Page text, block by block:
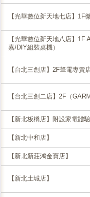
【光華數位新天地七店】1F
【光華數位新天地八店】1F
嘉/DIY組裝桌機）
【台北三創店】2F筆電專賣
【台北三創二店】2F（
【新北板橋店】附設家電體
【新北中和店】
【新北新莊鴻金寶店】
【新北土城店】